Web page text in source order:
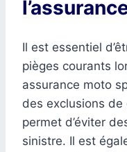
Il est essentiel
pièges courants
assurance moto
des exclusions
permet d’éviter
sinistre. Il est